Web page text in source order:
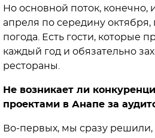
Но основной поток, конечно,
апреля по середину октября,
погода. Есть гости, которые
каждый год и обязательно
рестораны.
Не возникает ли
проектами в Анапе за
Во-первых, мы сразу решили,